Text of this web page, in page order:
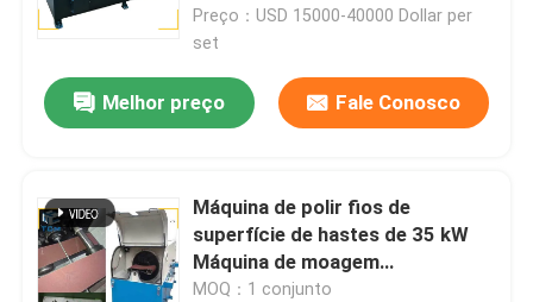
Preço：USD 15000-40000 Dollar per
set
Melhor preço Fale Conosco
Máquina de polir fios de
superfície de hastes de 35 kW
Máquina de moagem
automatizada
MOQ：1 conjunto